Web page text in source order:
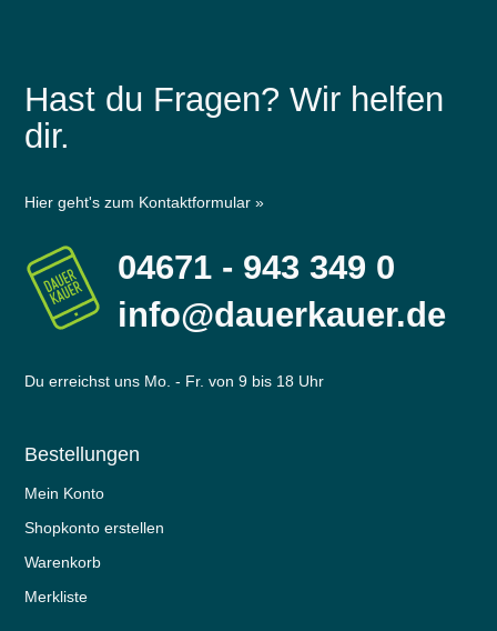
Hast du Fragen? Wir helfen
dir.
Hier geht's zum Kontaktformular »
04671 - 943 349 0
info@dauerkauer.de
Du erreichst uns Mo. - Fr. von 9 bis 18 Uhr
Bestellungen
Mein Konto
Shopkonto erstellen
Warenkorb
Merkliste